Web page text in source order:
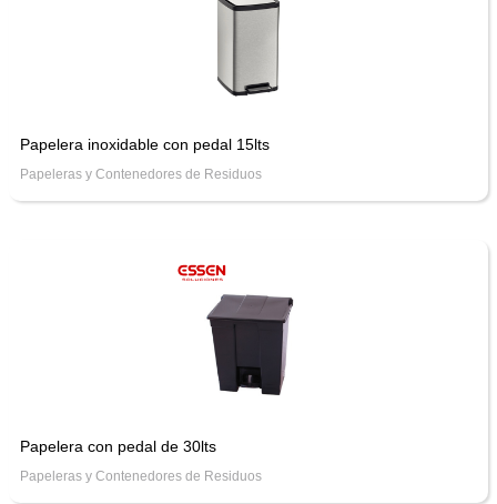
Papelera inoxidable con pedal 15lts
Papeleras y Contenedores de Residuos
Papelera con pedal de 30lts
Papeleras y Contenedores de Residuos